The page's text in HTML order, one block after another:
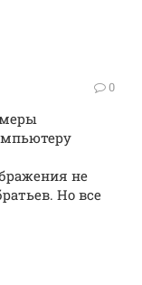
0
не
Но все